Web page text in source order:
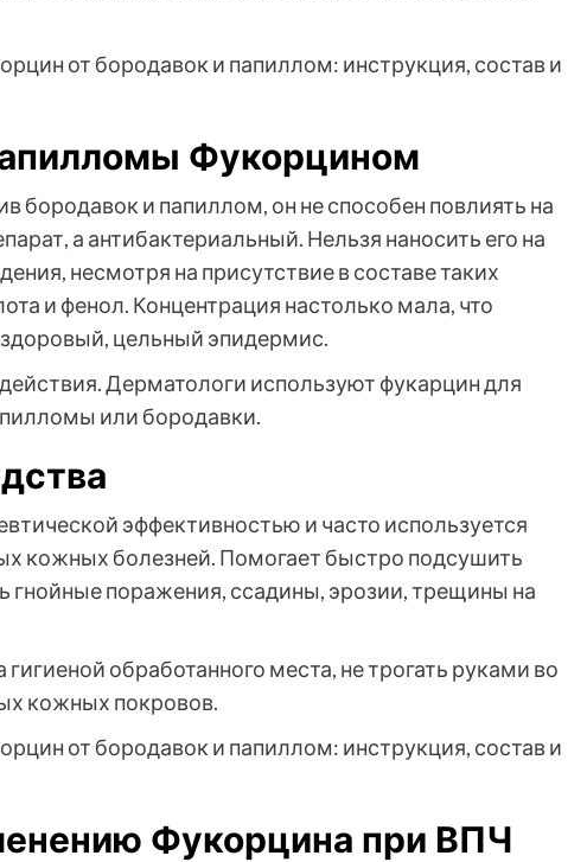
Фукорцином
бородавок и папиллом, он не способен повлиять на
а антибактериальный. Нельзя наносить его на
несмотря на присутствие в составе таких
и фенол. Концентрация настолько мала, что
цельный эпидермис.
Дерматологи используют фукарцин для
или бородавки.
эффективностью и часто используется
кожных болезней. Помогает быстро подсушить
поражения, ссадины, эрозии, трещины на
обработанного места, не трогать руками во
кожных покровов.
Фукорцина при ВПЧ